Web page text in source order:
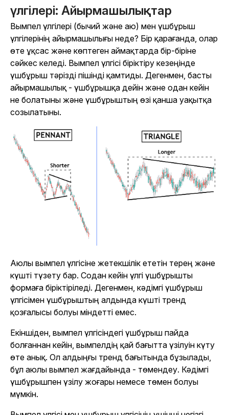
үлгілері: Айырмашылықтар
Вымпел үлгілері (бычий және аю) мен үшбұрыш
үлгілерінің айырмашылығы неде? Бір қарағанда, олар
өте ұқсас және көптеген аймақтарда бір-біріне
сәйкес келеді. Вымпел үлгісі біріктіру кезеңінде
үшбұрыш тәрізді пішінді қамтиды. Дегенмен, басты
айырмашылық - үшбұрышқа дейін және одан кейін
не болатыны және үшбұрыштың өзі қанша уақытқа
созылатыны.
Аюлы вымпел үлгісіне жетекшілік ететін терең және
күшті түзету бар. Содан кейін үлгі үшбұрышты
формаға біріктіріледі. Дегенмен, кәдімгі үшбұрыш
үлгісімен үшбұрыштың алдында күшті тренд
қозғалысы болуы міндетті емес.
Екіншіден, вымпел үлгісіндегі үшбұрыш пайда
болғаннан кейін, вымпелдің қай бағытта үзілуін күту
өте анық. Ол алдыңғы тренд бағытында бұзылады,
бұл аюлы вымпел жағдайында - төмендеу. Кәдімгі
үшбұрышпен үзілу жоғары немесе төмен болуы
мүмкін.